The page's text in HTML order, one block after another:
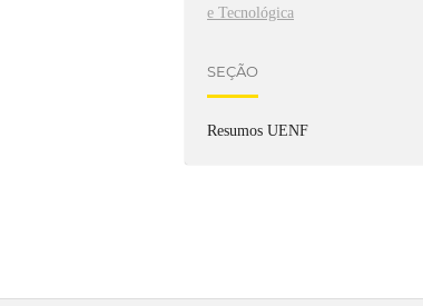
e Tecnológica
SEÇÃO
Resumos UENF